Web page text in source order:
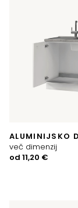
ALUMINIJSKO
več dimenzij
od 11,20 €